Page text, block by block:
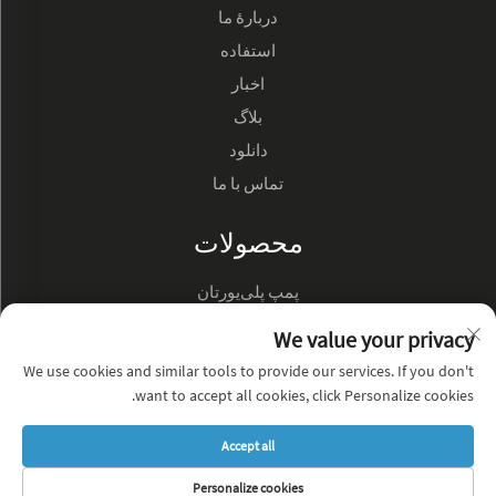
دربارهٔ ما
استفاده
اخبار
بلاگ
دانلود
تماس با ما
محصولات
پمپ پلی‌یورتان
درباره شرکت
وبلاگ
We value your privacy
We use cookies and similar tools to provide our services. If you don't
want to accept all cookies, click Personalize cookies.
Personalize cookies
Accept all